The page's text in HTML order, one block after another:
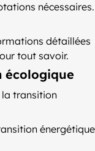
nécessaires.
détaillées
tout savoir.
écologique
la transition
énergétique